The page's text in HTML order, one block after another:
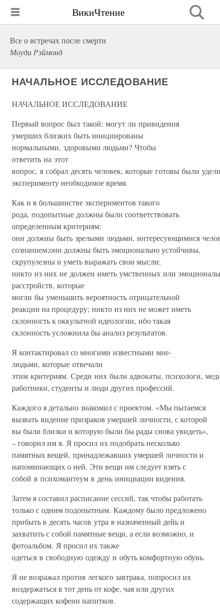
ВикиЧтение
Все о встречах после смерти
Моуди Рэймонд
НАЧАЛЬНОЕ ИССЛЕДОВАНИЕ
НАЧАЛЬНОЕ ИССЛЕДОВАНИЕ
Первый вопрос был такой: могут ли привидения
умерших близких быть инициированы
нормальными, здоровыми людьми? Чтобы
ответить на этот
вопрос, я собрал десять человек, которые готовы были
эксперименту необходимое время.
Как и в большинстве экспериментов такого
рода, подопытные должны были соответствовать
определенным критериям:
они должны быть зрелыми людьми, интересующимися
сознанием;они должны быть эмоционально устойчивы,
скрупулезны и уметь выражать свои мысли;
никто из них не должен иметь умственных или
расстройств, которые
могли бы уменьшить вероятность отрицательной
реакции на процедуру; никто из них не может иметь
склонность к оккультной идеологии, ибо такая
склонность усложнила бы анализ результатов.
Я контактировал со многими известными мне-
людьми, которые отвечали
этим критериям. Среди них были адвокаты, психологи,
работники, студенты и люди других профессий.
Каждого я детально знакомил с проектом. «Мы пытаемся
вызвать видение призраков умершей личности, с которой
вы были близки и которую были бы рады снова увидеть»,
– говорил им я. Я просил их подобрать несколько
памятных вещей, принадлежавших умершей личности и
напоминающих о ней. Эти вещи им следует взять с
собой в психомантеум в день инициации видения.
Затем я составил расписание сессий, так чтобы работать
только с одним подопытным. Каждому было предложено
прибыть в десять часов утра в назначенный дейь и
захватить с собой памятные вещи, а если возможно, и
фотоальбом. Я просил их также
одеться в свободную одежду и обуть комфортную обувь.
Я не возражал против легкого завтрака, попросил их
воздержаться в тот день от кофе, чая или других
содержащих кофеин напитков.